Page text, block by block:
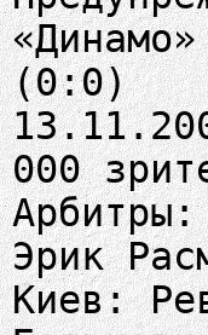
(0:0)
000
Эрик
Киев: